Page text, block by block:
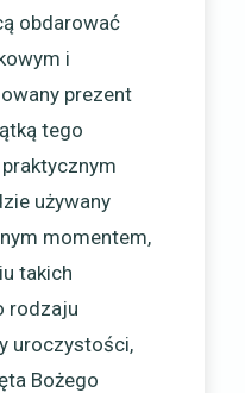
obdarować
i
prezent
tego
używany
momentem,
takich
rodzaju
uroczystości,
Bożego